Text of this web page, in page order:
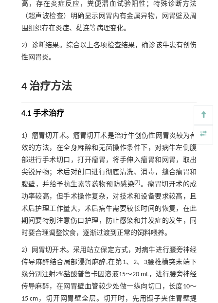
高，存在炎症反应，粪便潜血试验阳性；特殊诊断方法
（超声波检查）明确显示网胃内有金属异物，网胃壁及周
围组织存在炎症、黏连等病理变化。
2）诊断结果。综合以上各项检查结果，确诊该牛患有创伤
性网胃炎。
4 治疗方法
4.1 手术治疗
1）瘤胃切开术。瘤胃切开术是治疗牛创伤性网胃炎较为有
效的方法，在全身麻醉和无菌操作条件下，对病牛左侧腹
部进行手术切口，打开瘤胃，将手伸入瘤胃和网胃，取出
尖锐异物；术后对创口进行彻底清洗、消毒，缝合瘤胃和
腹壁，并给予抗生素等药物预防感染[7]。瘤胃切开术的成
功率较高，但手术操作复杂，对技术和设备要求较高，且
术后护理工作量大，术后病牛需要较长时间的恢复，在此
期间要特别注意伤口护理，防止感染和并发症的发生，同
时要合理调整饮食，逐渐过渡到正常的饲料喂养。
2）网胃切开术。采用站立保定方式，对病牛进行腰旁神经
传导麻醉结合局部浸润麻醉,在第1、2、3腰椎横突末端下
缘分别注射2%盐酸普鲁卡因溶液15～20 mL，进行腰旁神经
传导麻醉，在网胃壁血管较少处做一纵向切口，长度10～
15 cm，切开网胃壁全层。切开时，先用镊子夹住胃壁提